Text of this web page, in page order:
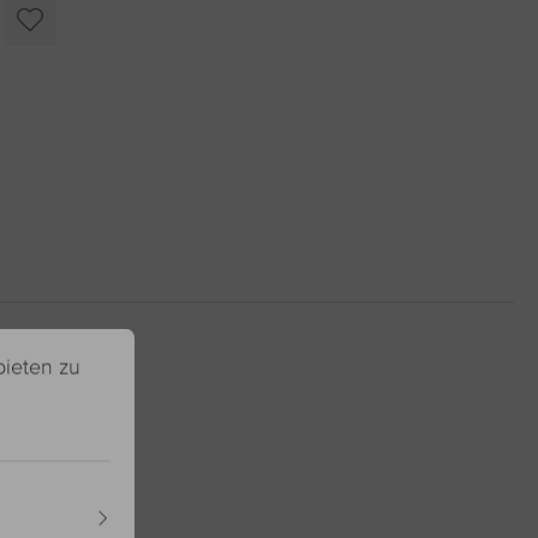
benutze die Schaltflächen um die Anzahl zu erhöhen oder zu
zu